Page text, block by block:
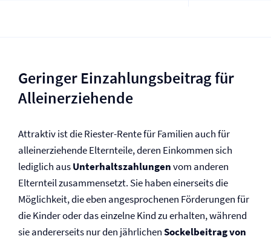
Geringer Einzahlungsbeitrag für
Alleinerziehende
Attraktiv ist die Riester-Rente für Familien auch für
alleinerziehende Elternteile, deren Einkommen sich
lediglich ausUnterhaltszahlungenvom anderen
Elternteil zusammensetzt. Sie haben einerseits die
Möglichkeit, die eben angesprochenen Förderungen für
die Kinder oder das einzelne Kind zu erhalten, während
sie andererseits nur den jährlichenSockelbeitrag von